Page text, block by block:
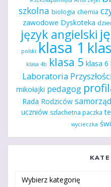
szkolna biologia chemia
zawodowe Dyskoteka
język angielski
polski klasa 1
klasa 4b klasa 5 klasa 6
Laboratoria
mikołajki pedagog
Rada Rodziców
uczniów szlachetna paczka
wycieczka